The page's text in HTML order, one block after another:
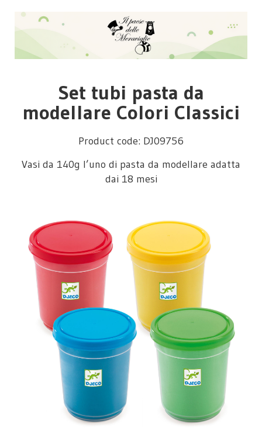
Set tubi pasta da
modellare Colori Classici
Product code: DJ09756
Vasi da 140g l’uno di pasta da modellare adatta
dai 18 mesi